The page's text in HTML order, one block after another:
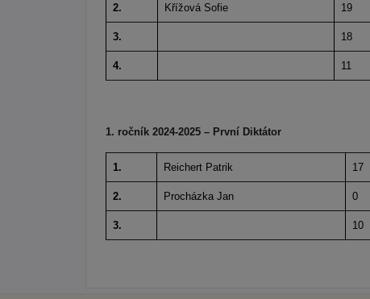
2. Křížová Sofie 19
3. 18
4. 11
1. ročník 2024-2025 – První Diktátor
1. Reichert Patrik 17
2. Procházka Jan 0
3. 10